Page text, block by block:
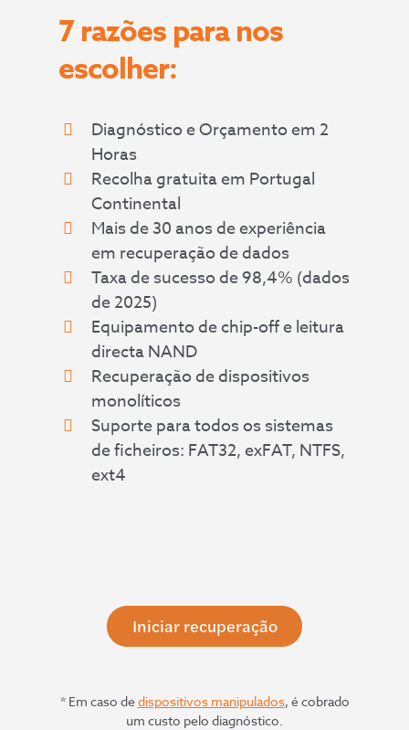
7 razões para nos
escolher:
Diagnóstico e Orçamento em 2
Horas
Recolha gratuita em Portugal
Continental
Mais de 30 anos de experiência
em recuperação de dados
Taxa de sucesso de 98,4% (dados
de 2025)
Equipamento de chip-off e leitura
directa NAND
Recuperação de dispositivos
monolíticos
Suporte para todos os sistemas
de ficheiros: FAT32, exFAT, NTFS,
ext4
Iniciar recuperação
* Em caso dedispositivos manipulados, é cobrado
um custo pelo diagnóstico.